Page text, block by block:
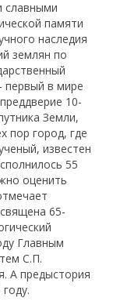
славными
памяти
наследия
землян по
первый в мире
10-
Земли,
пор город, где
известен
55
оценить
65-
Главным
С.П.
А предыстория